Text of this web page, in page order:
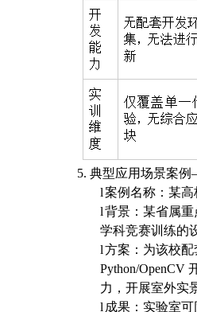
5. 典型应用场景案
l案例名称：某
l背景：某省属
学科竞赛训练的
l方案：为该校配
Python/OpenCV
力，开展室外实
l 成果：实验室可